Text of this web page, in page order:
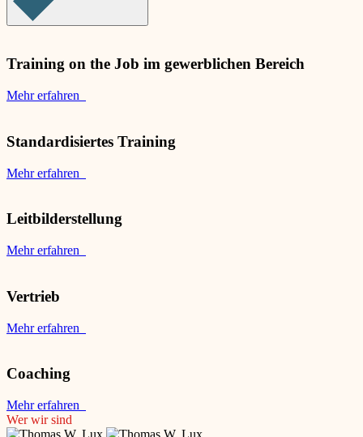
Training on the Job im gewerblichen Bereich
Mehr erfahren
Standardisiertes Training
Mehr erfahren
Leitbilderstellung
Mehr erfahren
Vertrieb
Mehr erfahren
Coaching
Mehr erfahren
Wer wir sind